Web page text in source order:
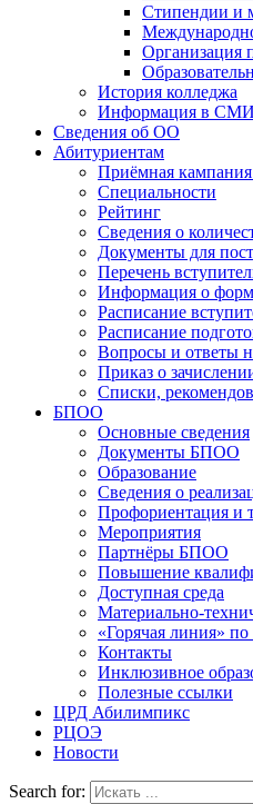
Стипендии и
Организация
История колледжа
Информация в СМИ
Сведения об ОО
Абитуриентам
Приёмная
Специальности
Рейтинг
Сведения о
Документы для
Перечень
Информация о
Расписание
Расписание
Вопросы и ответы
Приказ о
Списки,
БПОО
Основные сведения
Документы БПОО
Образование
Сведения о
Профориентация и
Мероприятия
Партнёры БПОО
Повышение
Доступная среда
Материально-
«Горячая линия»
Контакты
Инклюзивное
Полезные ссылки
ЦРД Абилимпикс
РЦОЭ
Новости
Search for: